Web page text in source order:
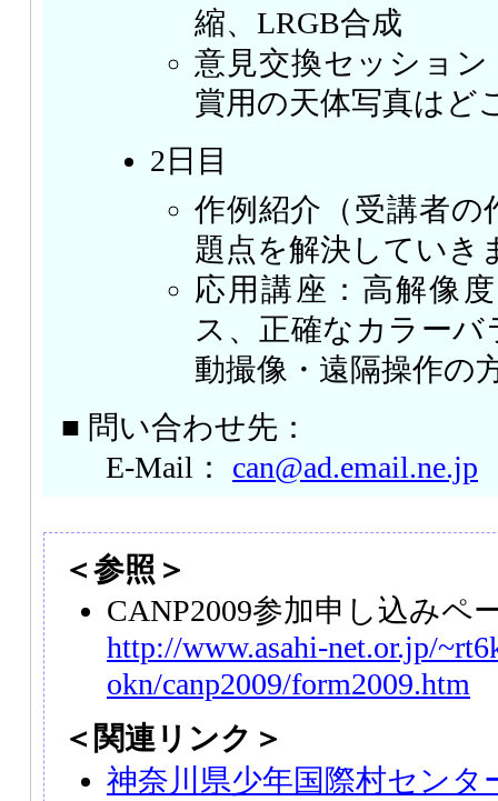
縮、LRGB合成
意見交換セッショ
賞用の天体写真はど
2日目
作例紹介（受講者
題点を解決していき
応用講座：高解像
ス、正確なカラー
動撮像・遠隔操作の
■ 問い合わせ先：
E-Mail： can@ad.email.ne.jp
＜参照＞
CANP2009参加申し込みペ
http://www.asahi-net.or.jp/
okn/canp2009/form2009.htm
＜関連リンク＞
神奈川県少年国際村センタ